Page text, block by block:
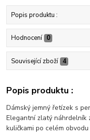
Popis produktu :
Hodnocení 0
Související zboží 4
Popis produktu :
Dámský jemný řetízek s
Elegantní zlatý náhrdelník
kuličkami po celém